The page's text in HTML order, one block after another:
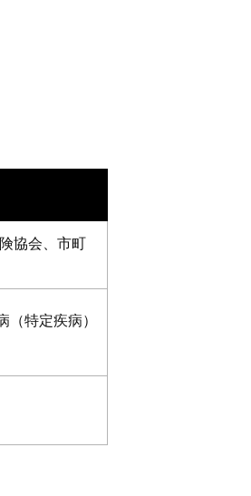
協会、市町
特定疾病）